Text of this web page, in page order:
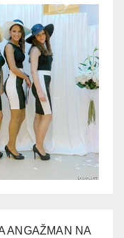
ANGAŽMAN NA